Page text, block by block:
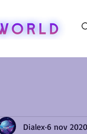
Dialex 6 nov 2020